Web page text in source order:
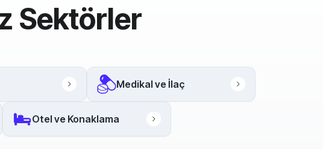
Sektörler
Medikal ve İlaç
Otel ve Konaklama